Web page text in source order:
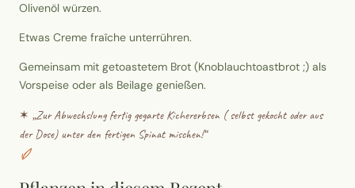
Olivenöl würzen.
Etwas Creme fraîche unterrühren.
Gemeinsam mit getoastetem Brot (Knoblauchtoastbrot ;) als
Vorspeise oder als Beilage genießen.
✶ „Zur Abwechslung fertig gegarte Kichererbsen ( selbst gekocht oder aus
der Dose) unter den fertigen Spinat mischen!“